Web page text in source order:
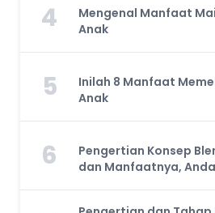
4
Mengenal Manfaat
Anak
5
Inilah 8 Manfaat
Anak
6
Pengertian Konsep
dan Manfaatnya,